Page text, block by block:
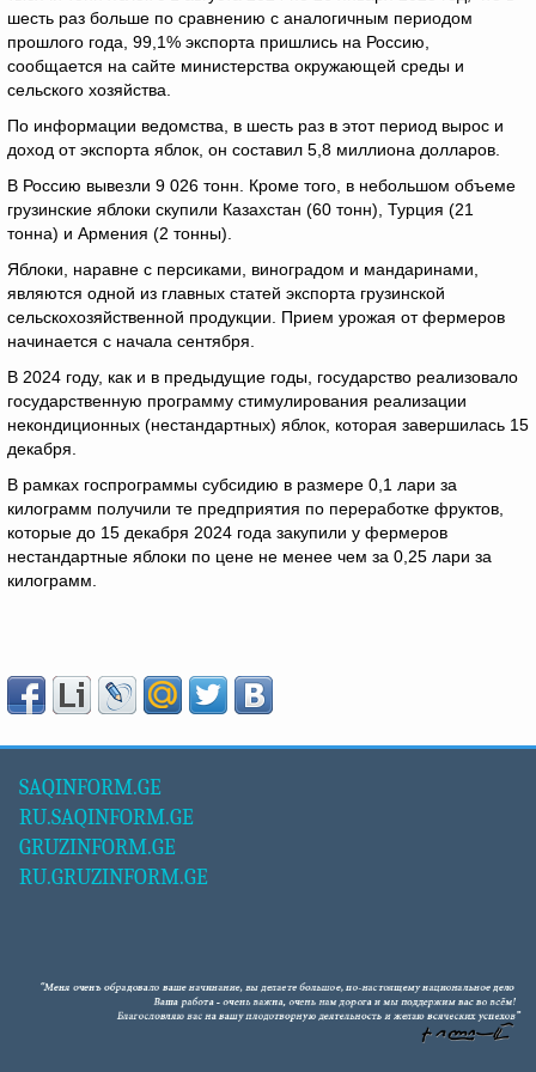
шесть раз больше по сравнению с аналогичным периодом
прошлого года, 99,1% экспорта пришлись на Россию,
сообщается на сайте министерства окружающей среды и
сельского хозяйства.
По информации ведомства, в шесть раз в этот период вырос и
доход от экспорта яблок, он составил 5,8 миллиона долларов.
В Россию вывезли 9 026 тонн. Кроме того, в небольшом объеме
грузинские яблоки скупили Казахстан (60 тонн), Турция (21
тонна) и Армения (2 тонны).
Яблоки, наравне с персиками, виноградом и мандаринами,
являются одной из главных статей экспорта грузинской
сельскохозяйственной продукции. Прием урожая от фермеров
начинается с начала сентября.
В 2024 году, как и в предыдущие годы, государство реализовало
государственную программу стимулирования реализации
некондиционных (нестандартных) яблок, которая завершилась 15
декабря.
В рамках госпрограммы субсидию в размере 0,1 лари за
килограмм получили те предприятия по переработке фруктов,
которые до 15 декабря 2024 года закупили у фермеров
нестандартные яблоки по цене не менее чем за 0,25 лари за
килограмм.
SAQINFORM.GE
RU.SAQINFORM.GE
GRUZINFORM.GE
RU.GRUZINFORM.GE